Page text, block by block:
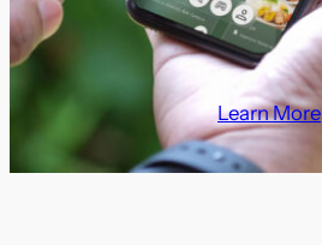
Learn More